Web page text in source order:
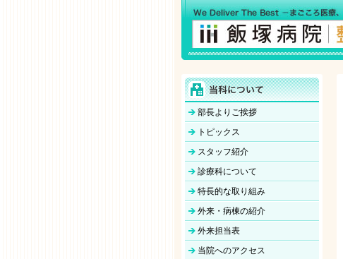
部長よりご挨拶
トピックス
スタッフ紹介
診療科について
特長的な取り組み
外来・病棟の紹介
外来担当表
当院へのアクセス